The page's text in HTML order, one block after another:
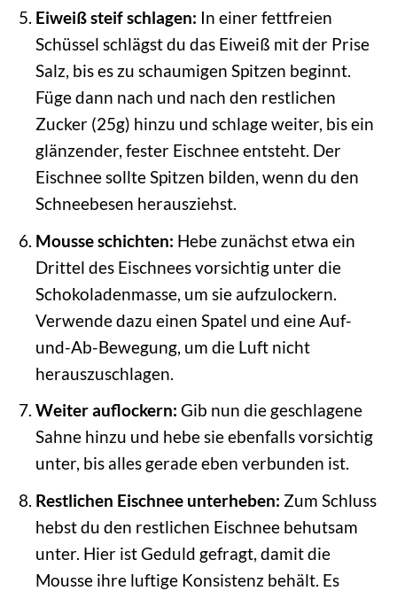
Eiweiß steif schlagen: In einer fettfreien
Schüssel schlägst du das Eiweiß mit der Prise
Salz, bis es zu schaumigen Spitzen beginnt.
Füge dann nach und nach den restlichen
Zucker (25g) hinzu und schlage weiter, bis ein
glänzender, fester Eischnee entsteht. Der
Eischnee sollte Spitzen bilden, wenn du den
Schneebesen herausziehst.
Mousse schichten: Hebe zunächst etwa ein
Drittel des Eischnees vorsichtig unter die
Schokoladenmasse, um sie aufzulockern.
Verwende dazu einen Spatel und eine Auf-
und-Ab-Bewegung, um die Luft nicht
herauszuschlagen.
Weiter auflockern: Gib nun die geschlagene
Sahne hinzu und hebe sie ebenfalls vorsichtig
unter, bis alles gerade eben verbunden ist.
Restlichen Eischnee unterheben: Zum Schluss
hebst du den restlichen Eischnee behutsam
unter. Hier ist Geduld gefragt, damit die
Mousse ihre luftige Konsistenz behält. Es